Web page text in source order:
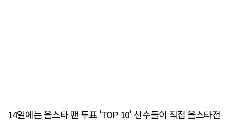
14일에는 올스타 팬 투표 'TOP 10' 선수들이 직접 올스타전